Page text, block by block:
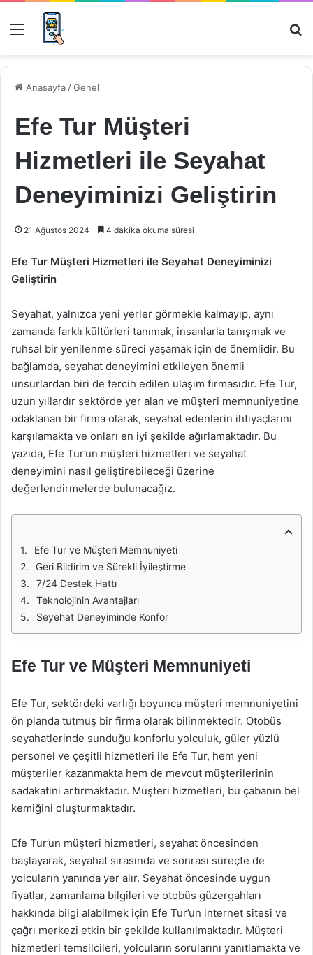
Menü
Anasayfa /Genel
Efe Tur Müşteri
Hizmetleri ile Seyahat
Deneyiminizi Geliştirin
21 Ağustos 2024 4 dakika okuma süresi
Efe Tur Müşteri Hizmetleri ile Seyahat Deneyiminizi
Geliştirin
Seyahat, yalnızca yeni yerler görmekle kalmayıp, aynı
zamanda farklı kültürleri tanımak, insanlarla tanışmak ve
ruhsal bir yenilenme süreci yaşamak için de önemlidir. Bu
bağlamda, seyahat deneyimini etkileyen önemli
unsurlardan biri de tercih edilen ulaşım firmasıdır. Efe Tur,
uzun yıllardır sektörde yer alan ve müşteri memnuniyetine
odaklanan bir firma olarak, seyahat edenlerin ihtiyaçlarını
karşılamakta ve onları en iyi şekilde ağırlamaktadır. Bu
yazıda, Efe Tur’un müşteri hizmetleri ve seyahat
deneyimini nasıl geliştirebileceği üzerine
değerlendirmelerde bulunacağız.
Efe Tur ve Müşteri Memnuniyeti
Geri Bildirim ve Sürekli İyileştirme
7/24 Destek Hattı
Teknolojinin Avantajları
Seyehat Deneyiminde Konfor
Efe Tur ve Müşteri Memnuniyeti
Efe Tur, sektördeki varlığı boyunca müşteri memnuniyetini
ön planda tutmuş bir firma olarak bilinmektedir. Otobüs
seyahatlerinde sunduğu konforlu yolculuk, güler yüzlü
personel ve çeşitli hizmetleri ile Efe Tur, hem yeni
müşteriler kazanmakta hem de mevcut müşterilerinin
sadakatini artırmaktadır. Müşteri hizmetleri, bu çabanın bel
kemiğini oluşturmaktadır.
Efe Tur’un müşteri hizmetleri, seyahat öncesinden
başlayarak, seyahat sırasında ve sonrası süreçte de
yolcuların yanında yer alır. Seyahat öncesinde uygun
fiyatlar, zamanlama bilgileri ve otobüs güzergahları
hakkında bilgi alabilmek için Efe Tur’un internet sitesi ve
çağrı merkezi etkin bir şekilde kullanılmaktadır. Müşteri
hizmetleri temsilcileri, yolcuların sorularını yanıtlamakta ve